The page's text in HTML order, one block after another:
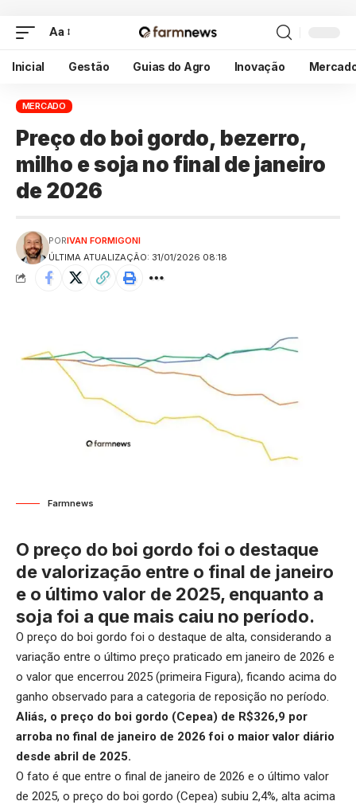
Aa
Inicial Gestão Guias do Agro Inovação
MERCADO
Preço do boi gordo, bezerro,
milho e soja no final de janeiro
de 2026
ÚLTIMA ATUALIZAÇÃO: 31/01/2026 08:18
PORIVAN FORMIGONI
Farmnews
O preço do boi gordo foi o destaque
de valorização entre o final de janeiro
e o último valor de 2025, enquanto a
soja foi a que mais caiu no período.
O preço do boi gordo foi o destaque de alta, considerando a
variação entre o último preço praticado em janeiro de 2026 e
o valor que encerrou 2025 (primeira Figura), ficando acima do
ganho observado para a categoria de reposição no período.
Aliás, o preço do boi gordo (Cepea) de R$326,9 por
arroba no final de janeiro de 2026 foi o maior valor diário
desde abril de 2025.
O fato é que entre o final de janeiro de 2026 e o último valor
de 2025, o preço do boi gordo (Cepea) subiu 2,4%, alta acima